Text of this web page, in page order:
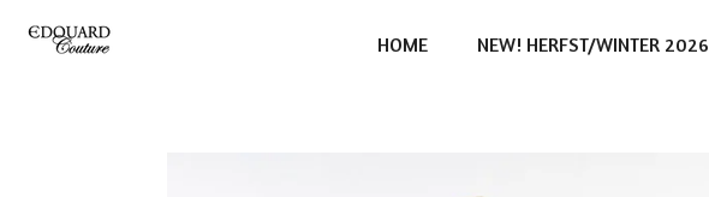
Ga
direct
HOME NEW! HERFST/WINTER 2026